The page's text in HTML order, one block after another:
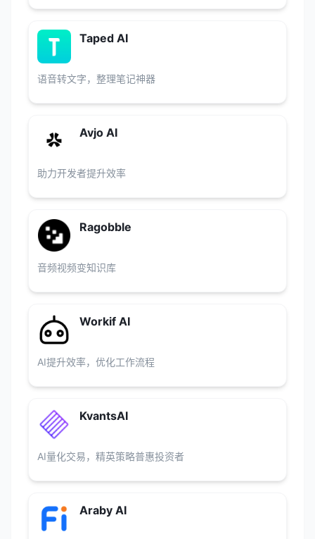
Taped AI
语音转文字，整理笔记神器
Avjo AI
助力开发者提升效率
Ragobble
音频视频变知识库
Workif AI
AI提升效率，优化工作流程
KvantsAI
AI量化交易，精英策略普惠投资者
Araby AI